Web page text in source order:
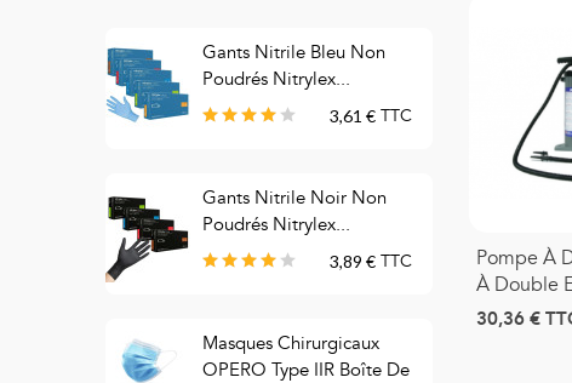
Gants Nitrile Bleu Non
Poudrés Nitrylex...
3,61 € TTC
Gants Nitrile Noir Non
Poudrés Nitrylex...
3,89 € TTC
Masques Chirurgicaux
OPERO Type IIR Boîte De
Pompe À
À Double
30,36 €